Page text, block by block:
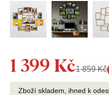
1 399 Kč1 859 Kč
Zboží skladem, ihned k